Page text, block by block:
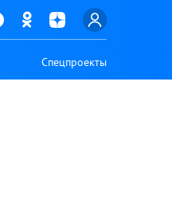
Спецпроекты